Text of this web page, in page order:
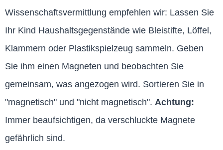
Wissenschaftsvermittlung empfehlen wir: Lassen Sie
Ihr Kind Haushaltsgegenstände wie Bleistifte, Löffel,
Klammern oder Plastikspielzeug sammeln. Geben
Sie ihm einen Magneten und beobachten Sie
gemeinsam, was angezogen wird. Sortieren Sie in
"magnetisch" und "nicht magnetisch". Achtung:
Immer beaufsichtigen, da verschluckte Magnete
gefährlich sind.